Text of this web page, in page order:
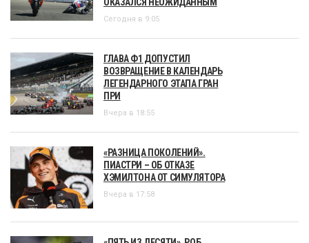
Сегодня в 9:05
ГЛАВА Ф1 ДОПУСТИЛ
ВОЗВРАЩЕНИЕ В КАЛЕНДАРЬ
ЛЕГЕНДАРНОГО ЭТАПА ГРАН
ПРИ
Вчера в 18:55
«РАЗНИЦА ПОКОЛЕНИЙ».
ПИАСТРИ – ОБ ОТКАЗЕ
ХЭМИЛТОНА ОТ СИМУЛЯТОРА
Вчера в 17:58